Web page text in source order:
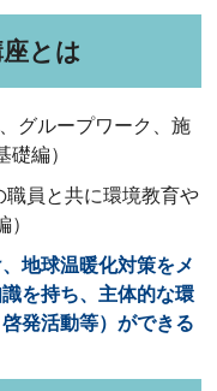
とは
グループワーク、施
編）
職員と共に環境教育や
地球温暖化対策をメ
を持ち、主体的な環
発活動等）ができる